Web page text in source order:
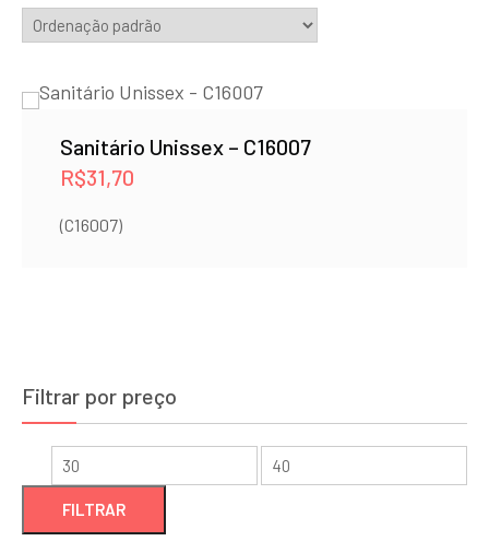
Sanitário Unissex – C16007
R$31,70
(C16007)
Filtrar por preço
Preço
Preço
FILTRAR